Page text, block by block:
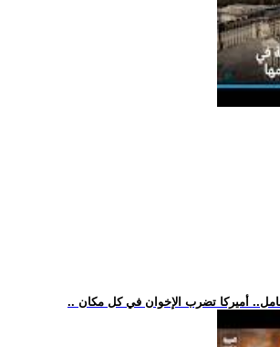
أميركا تضرب الإخوان في كل مكان